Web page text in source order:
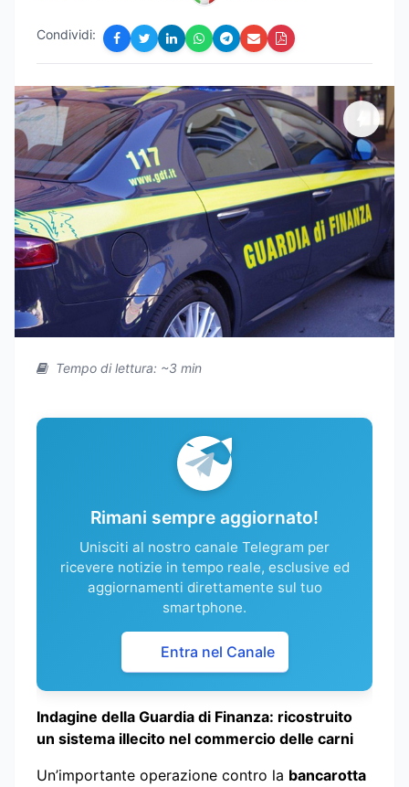
Condividi:
Tempo di lettura: ~3 min
Rimani sempre aggiornato!
Unisciti al nostro canale Telegram per
ricevere notizie in tempo reale, esclusive ed
aggiornamenti direttamente sul tuo
smartphone.
Entra nel Canale
Indagine della Guardia di Finanza: ricostruito
un sistema illecito nel commercio delle carni
Un’importante operazione contro la bancarotta